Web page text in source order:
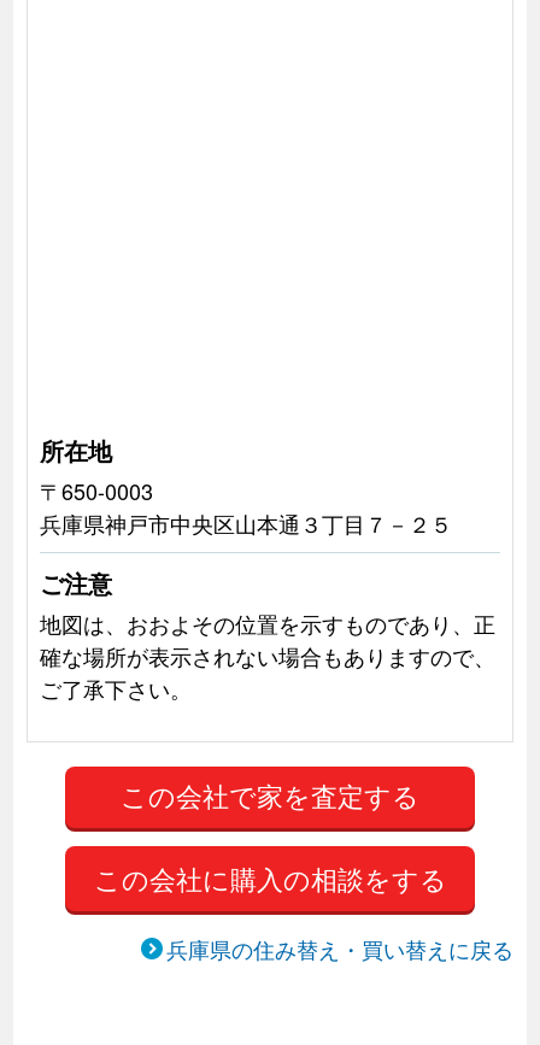
所在地
〒650-0003
兵庫県神戸市中央区山本通３丁目７－２５
ご注意
地図は、おおよその位置を示すものであり、正
確な場所が表示されない場合もありますので、
ご了承下さい。
この会社に購入の相談をする
兵庫県の住み替え・買い替えに戻る